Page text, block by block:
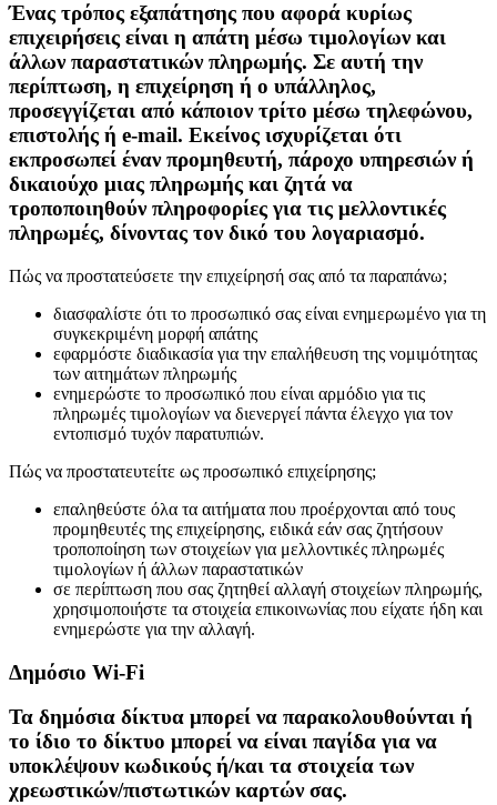
Ένας τρόπος εξαπάτησης που αφορά κυρίως
επιχειρήσεις είναι η απάτη μέσω τιμολογίων και
άλλων παραστατικών πληρωμής. Σε αυτή την
περίπτωση, η επιχείρηση ή ο υπάλληλος,
προσεγγίζεται από κάποιον τρίτο μέσω τηλεφώνου,
επιστολής ή e-mail. Εκείνος ισχυρίζεται ότι
εκπροσωπεί έναν προμηθευτή, πάροχο υπηρεσιών ή
δικαιούχο μιας πληρωμής και ζητά να
τροποποιηθούν πληροφορίες για τις μελλοντικές
πληρωμές, δίνοντας τον δικό του λογαριασμό.
Πώς να προστατεύσετε την επιχείρησή σας από τα παραπάνω;
διασφαλίστε ότι το προσωπικό σας είναι ενημερωμένο για τη
συγκεκριμένη μορφή απάτης
εφαρμόστε διαδικασία για την επαλήθευση της νομιμότητας
των αιτημάτων πληρωμής
ενημερώστε το προσωπικό που είναι αρμόδιο για τις
πληρωμές τιμολογίων να διενεργεί πάντα έλεγχο για τον
εντοπισμό τυχόν παρατυπιών.
Πώς να προστατευτείτε ως προσωπικό επιχείρησης;
επαληθεύστε όλα τα αιτήματα που προέρχονται από τους
προμηθευτές της επιχείρησης, ειδικά εάν σας ζητήσουν
τροποποίηση των στοιχείων για μελλοντικές πληρωμές
τιμολογίων ή άλλων παραστατικών
σε περίπτωση που σας ζητηθεί αλλαγή στοιχείων πληρωμής,
χρησιμοποιήστε τα στοιχεία επικοινωνίας που είχατε ήδη και
ενημερώστε για την αλλαγή.
Δημόσιο Wi-Fi
Τα δημόσια δίκτυα μπορεί να παρακολουθούνται ή
το ίδιο το δίκτυο μπορεί να είναι παγίδα για να
υποκλέψουν κωδικούς ή/και τα στοιχεία των
χρεωστικών/πιστωτικών καρτών σας.